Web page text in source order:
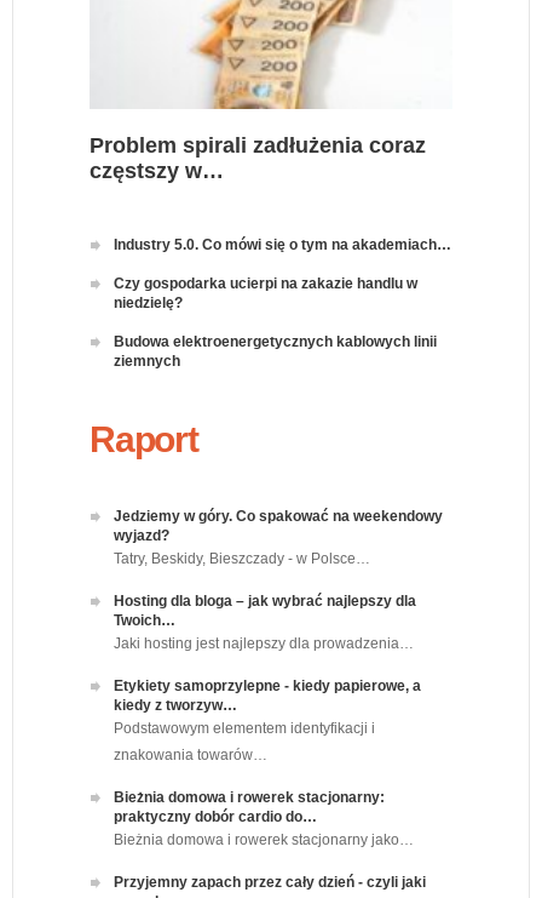
Problem spirali zadłużenia coraz
częstszy w…
Industry 5.0. Co mówi się o tym na akademiach…
Czy gospodarka ucierpi na zakazie handlu w
niedzielę?
Budowa elektroenergetycznych kablowych linii
ziemnych
Raport
Jedziemy w góry. Co spakować na weekendowy
wyjazd?
Tatry, Beskidy, Bieszczady - w Polsce…
Hosting dla bloga – jak wybrać najlepszy dla
Twoich…
Jaki hosting jest najlepszy dla prowadzenia…
Etykiety samoprzylepne - kiedy papierowe, a
kiedy z tworzyw…
Podstawowym elementem identyfikacji i
znakowania towarów…
Bieżnia domowa i rowerek stacjonarny:
praktyczny dobór cardio do…
Bieżnia domowa i rowerek stacjonarny jako…
Przyjemny zapach przez cały dzień - czyli jaki